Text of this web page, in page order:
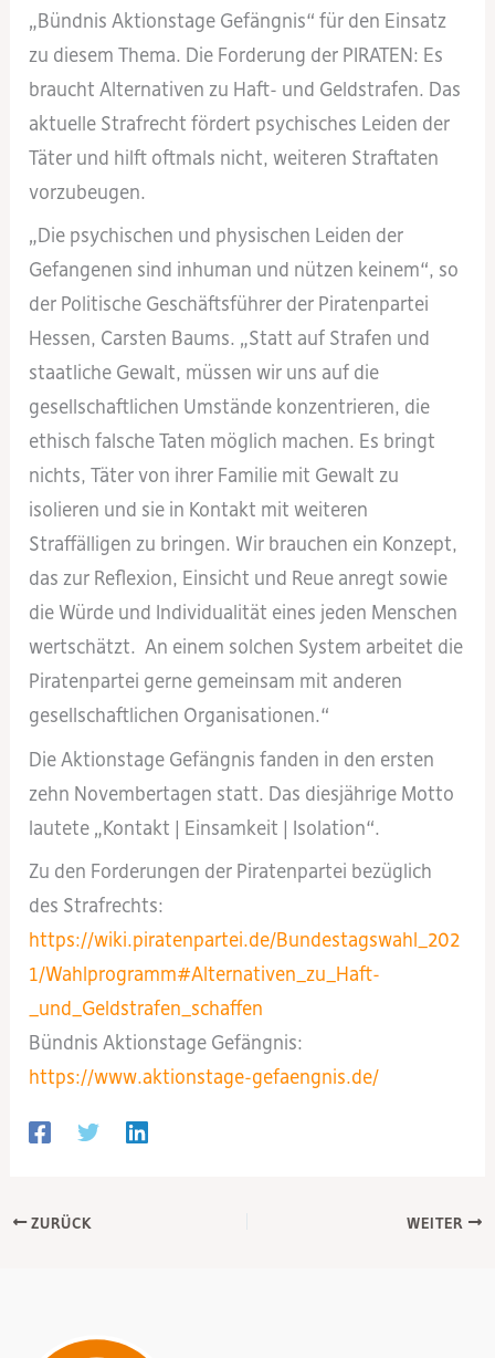
„Bündnis Aktionstage Gefängnis“ für den Einsatz
zu diesem Thema. Die Forderung der PIRATEN: Es
braucht Alternativen zu Haft- und Geldstrafen. Das
aktuelle Strafrecht fördert psychisches Leiden der
Täter und hilft oftmals nicht, weiteren Straftaten
vorzubeugen.
„Die psychischen und physischen Leiden der
Gefangenen sind inhuman und nützen keinem“, so
der Politische Geschäftsführer der Piratenpartei
Hessen, Carsten Baums. „Statt auf Strafen und
staatliche Gewalt, müssen wir uns auf die
gesellschaftlichen Umstände konzentrieren, die
ethisch falsche Taten möglich machen. Es bringt
nichts, Täter von ihrer Familie mit Gewalt zu
isolieren und sie in Kontakt mit weiteren
Straffälligen zu bringen. Wir brauchen ein Konzept,
das zur Reflexion, Einsicht und Reue anregt sowie
die Würde und Individualität eines jeden Menschen
wertschätzt. An einem solchen System arbeitet die
Piratenpartei gerne gemeinsam mit anderen
gesellschaftlichen Organisationen.“
Die Aktionstage Gefängnis fanden in den ersten
zehn Novembertagen statt. Das diesjährige Motto
lautete „Kontakt | Einsamkeit | Isolation“.
Zu den Forderungen der Piratenpartei bezüglich
des Strafrechts:
https://wiki.piratenpartei.de/Bundestagswahl_202
1/Wahlprogramm#Alternativen_zu_Haft-
_und_Geldstrafen_schaffen
Bündnis Aktionstage Gefängnis:
https://www.aktionstage-gefaengnis.de/
ZURÜCK WEITER